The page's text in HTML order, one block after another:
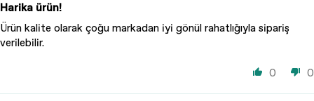
Harika ürün!
Ürün kalite olarak çoğu markadan iyi gönül rahatlığıyla sipariş
verilebilir.
0 0